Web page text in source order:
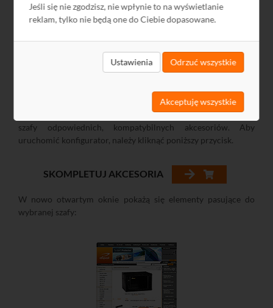
Jeśli się nie zgodzisz, nie wpłynie to na wyświetlanie
reklam, tylko nie będą one do Ciebie dopasowane.
Ustawienia Odrzuć wszystkie
Akceptuję wszystkie
Szafa do samodzielnego montażu. Szafa pakowana jest w
Montaż szafy zajmuje mniej niż 10 min.
Konfigurator szaf RACK
Dostępny jest prosty mechanizm, który umożliwia dobranie do
szafy odpowiednich, kompatybilnych akcesoriów. Aby
uruchomić konfigurator, należy kliknąć poniższy przycisk.
SKOMPLETUJ AKCESORIA
W nowo otwartym oknie pokażą się elementy pasujące do
wybranej szafy: